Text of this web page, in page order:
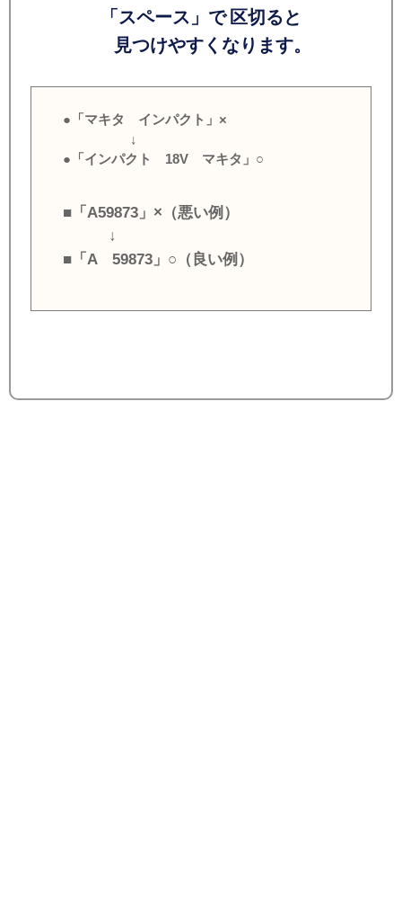
「スペース」で 区切ると
見つけやすくなります。
●「マキタ インパクト」×
↓
●「インパクト 18V マキタ」○
■「A59873」×（悪い例）
↓
■「A 59873」○（良い例）